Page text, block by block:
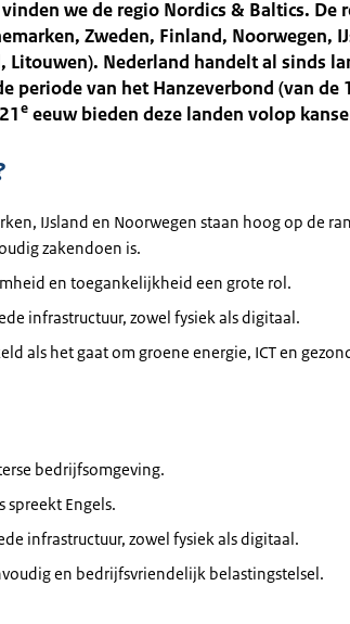
we de regio Nordics & Baltics. De
Zweden, Finland, Noorwegen,
Litouwen). Nederland handelt al sinds
periode van het Hanzeverbond (van de
e eeuw bieden deze landen volop
IJsland en Noorwegen staan hoog op de
zakendoen is.
en toegankelijkheid een grote rol.
infrastructuur, zowel fysiek als digitaal.
als het gaat om groene energie, ICT en
bedrijfsomgeving.
spreekt Engels.
infrastructuur, zowel fysiek als digitaal.
en bedrijfsvriendelijk belastingstelsel.